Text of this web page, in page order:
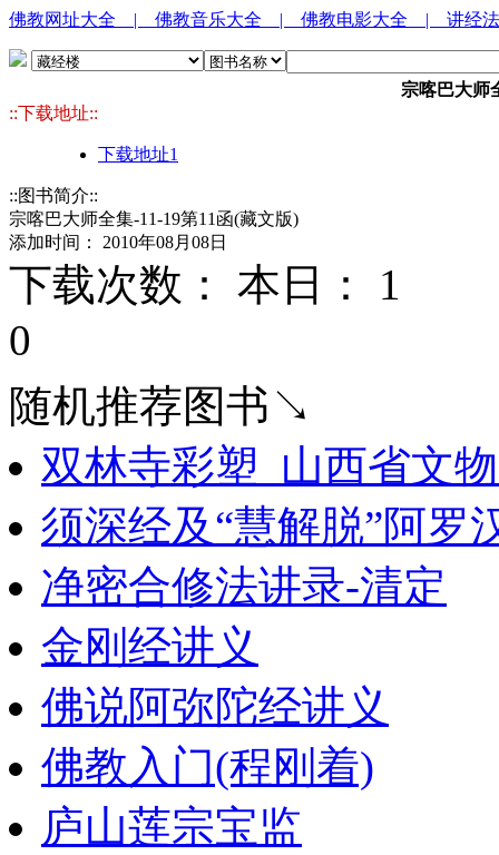
佛教网址大全 | 佛教音乐大全 | 佛教电影大全 | 讲经
宗喀巴大师
::下载地址::
下载地址1
::图书简介::
宗喀巴大师全集-11-19第11函(藏文版)
添加时间： 2010年08月08日
下载次数： 本日： 1
0
随机推荐图书↘
双林寺彩塑_山西省文
须深经及“慧解脱”阿罗
净密合修法讲录-清定
金刚经讲义
佛说阿弥陀经讲义
佛教入门(程刚着)
庐山莲宗宝监